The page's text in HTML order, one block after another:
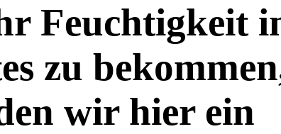
Feuchtigkeit
zu
wir hier ein